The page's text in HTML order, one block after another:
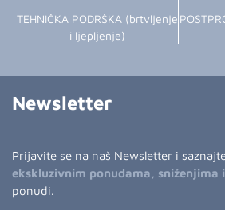
TEHNIČKA PODRŠKA (brtvljenje
i ljepljenje)
Newsletter
Prijavite se na naš Newsletter i
ekskluzivnim ponudama, sniženjima
ponudi.